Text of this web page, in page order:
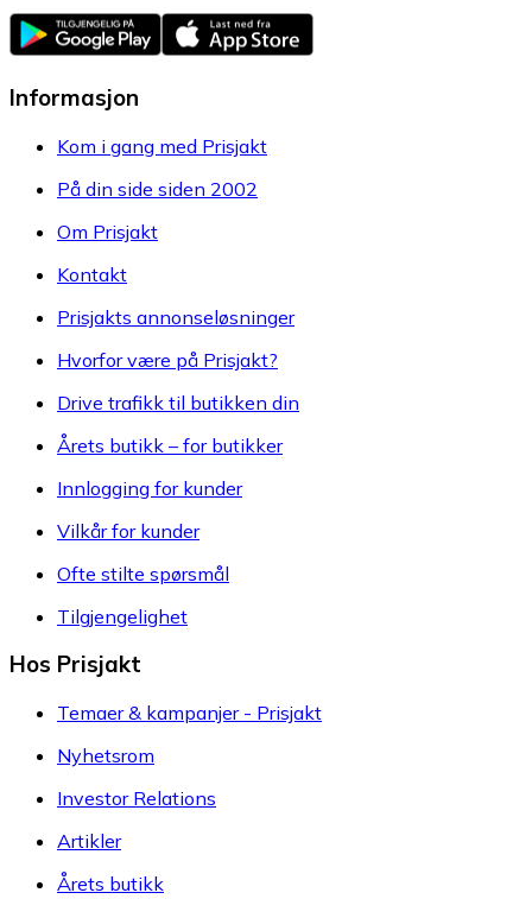
Informasjon
Kom i gang med Prisjakt
På din side siden 2002
Om Prisjakt
Kontakt
Prisjakts annonseløsninger
Hvorfor være på Prisjakt?
Drive trafikk til butikken din
Årets butikk – for butikker
Innlogging for kunder
Vilkår for kunder
Ofte stilte spørsmål
Tilgjengelighet
Hos Prisjakt
Temaer & kampanjer - Prisjakt
Nyhetsrom
Investor Relations
Artikler
Årets butikk